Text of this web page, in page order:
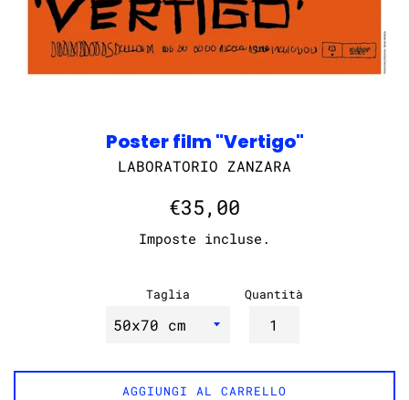
Poster film "Vertigo"
LABORATORIO ZANZARA
Prezzo
listino
€35,00
Imposte incluse.
Taglia Quantità
AGGIUNGI AL CARRELLO